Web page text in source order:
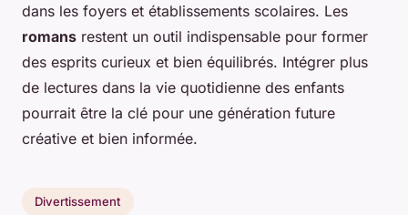
dans les foyers et établissements scolaires. Les
romans restent un outil indispensable pour former
des esprits curieux et bien équilibrés. Intégrer plus
de lectures dans la vie quotidienne des enfants
pourrait être la clé pour une génération future
créative et bien informée.
Divertissement